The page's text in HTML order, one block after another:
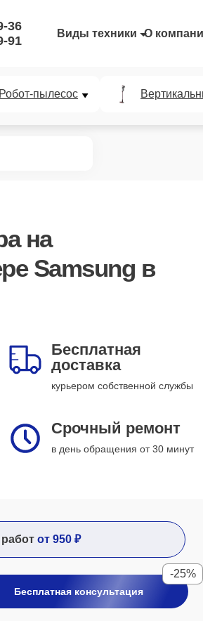
36
91
Виды техники О
Робот-пылесос
на
Samsung в
Бесплатная
доставка
курьером собственной службы
Срочный ремонт
в день обращения от 30 минут
от 950 ₽
Бесплатная консультация
-25%